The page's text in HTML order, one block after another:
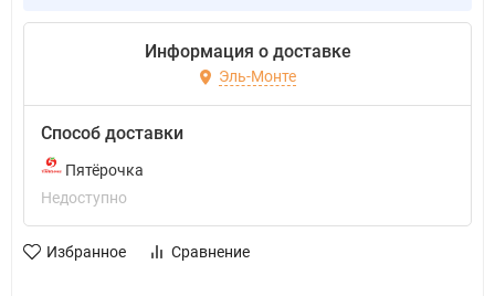
Информация о доставке
Эль-Монте
Способ доставки
Пятёрочка
Недоступно
Избранное Сравнение